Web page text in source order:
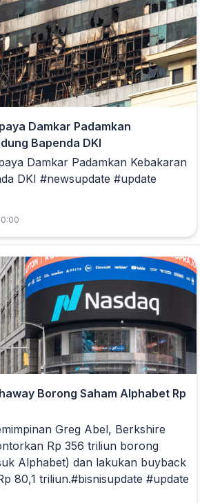
Damkar Padamkan
Bapenda DKI
Damkar Padamkan Kebakaran
DKI #newsupdate #update
Borong Saham Alphabet Rp
Greg Abel, Berkshire
Rp 356 triliun borong
Alphabet) dan lakukan buyback
80,1 triliun.#bisnisupdate #update